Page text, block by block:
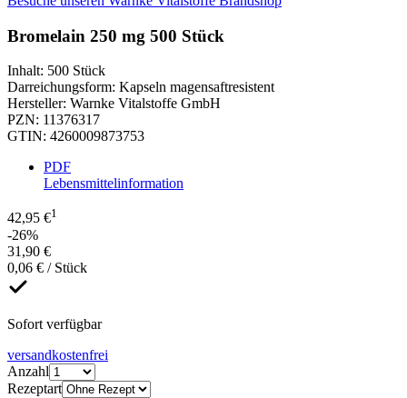
Bromelain 250 mg 500 Stück
Inhalt: 500 Stück
Darreichungsform: Kapseln magensaftresistent
Hersteller: Warnke Vitalstoffe GmbH
PZN: 11376317
GTIN: 4260009873753
PDF
Lebensmittelinformation
42,95 €1
-26%
31,90 €
0,06 € / Stück
Sofort verfügbar
versandkostenfrei
Anzahl
Rezeptart